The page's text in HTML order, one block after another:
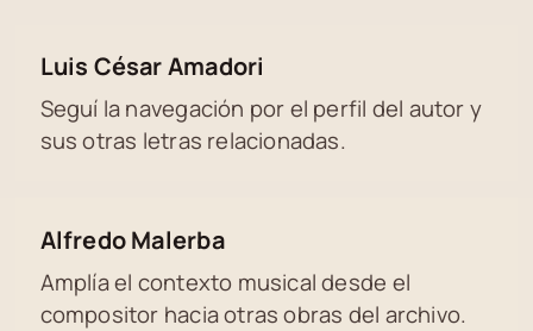
Luis César Amadori
Seguí la navegación por el perfil del autor y
sus otras letras relacionadas.
Alfredo Malerba
Amplía el contexto musical desde el
compositor hacia otras obras del archivo.